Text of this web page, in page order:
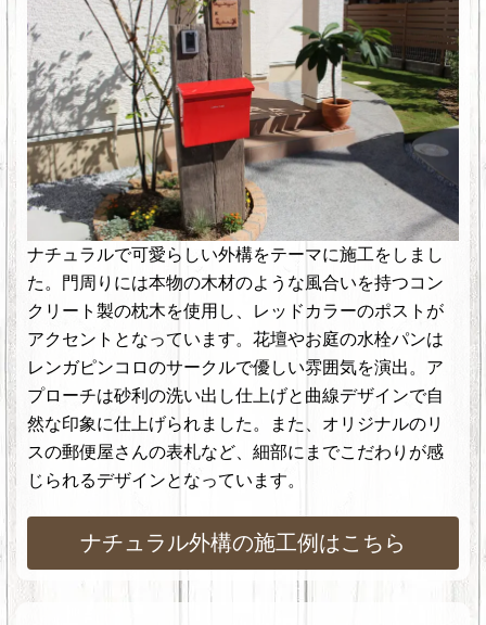
ナチュラルで可愛らしい外構をテーマに施工をしまし
た。門周りには本物の木材のような風合いを持つコン
クリート製の枕木を使用し、レッドカラーのポストが
アクセントとなっています。花壇やお庭の水栓パンは
レンガピンコロのサークルで優しい雰囲気を演出。ア
プローチは砂利の洗い出し仕上げと曲線デザインで自
然な印象に仕上げられました。また、オリジナルのリ
スの郵便屋さんの表札など、細部にまでこだわりが感
じられるデザインとなっています。
ナチュラル外構の施工例はこちら